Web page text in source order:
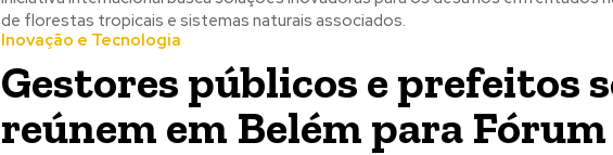
de florestas tropicais e sistemas naturais associados.
Inovação e Tecnologia
Gestores públicos e prefeitos
reúnem em Belém para Fórum